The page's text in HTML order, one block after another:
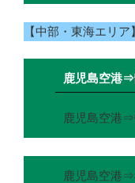
【中部・東海エリア】
鹿児島空港
鹿児島空港
鹿児島空港